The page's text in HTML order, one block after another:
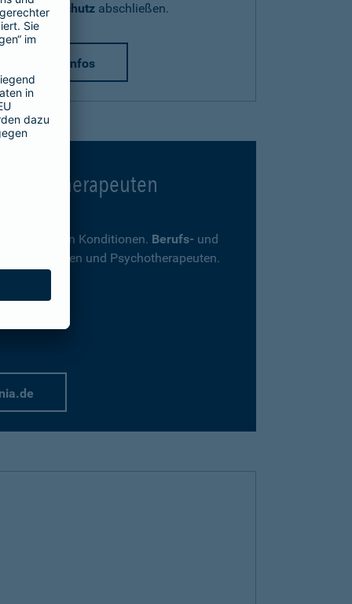
Premium-Schutz abschließen.
mehr Infos
günstigen Konditionen. Berufs- und
Psychologen und Psychotherapeuten.